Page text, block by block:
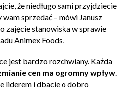
że niedługo sami przyjdziecie
sprzedać – mówi Janusz
zajęcie stanowiska w sprawie
Animex Foods.
jest bardzo rozchwiany. Każda
cen ma ogromny wpływ.
liderem i dbacie o dobro